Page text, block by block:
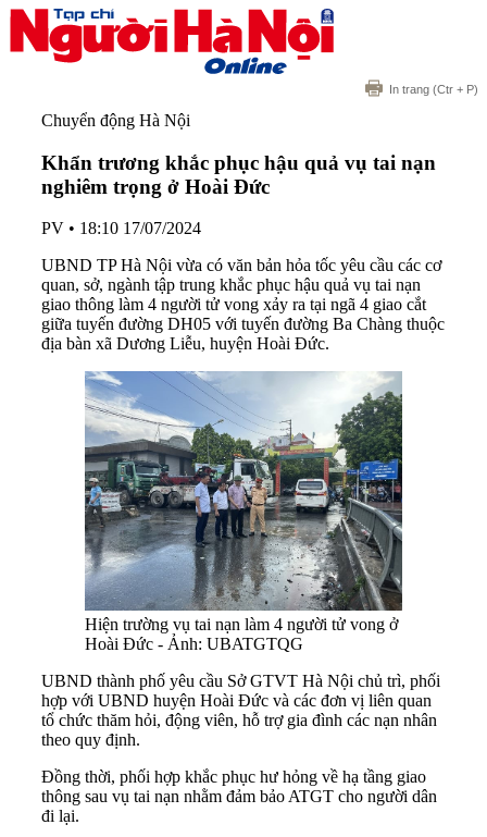
In trang (Ctr + P)
Chuyển động Hà Nội
Khẩn trương khắc phục hậu quả vụ tai nạn
nghiêm trọng ở Hoài Đức
PV • 18:10 17/07/2024
UBND TP Hà Nội vừa có văn bản hỏa tốc yêu cầu các cơ
quan, sở, ngành tập trung khắc phục hậu quả vụ tai nạn
giao thông làm 4 người tử vong xảy ra tại ngã 4 giao cắt
giữa tuyến đường DH05 với tuyến đường Ba Chàng thuộc
địa bàn xã Dương Liễu, huyện Hoài Đức.
Hiện trường vụ tai nạn làm 4 người tử vong ở
Hoài Đức - Ảnh: UBATGTQG
UBND thành phố yêu cầu Sở GTVT Hà Nội chủ trì, phối
hợp với UBND huyện Hoài Đức và các đơn vị liên quan
tổ chức thăm hỏi, động viên, hỗ trợ gia đình các nạn nhân
theo quy định.
Đồng thời, phối hợp khắc phục hư hỏng về hạ tầng giao
thông sau vụ tai nạn nhằm đảm bảo ATGT cho người dân
đi lại.